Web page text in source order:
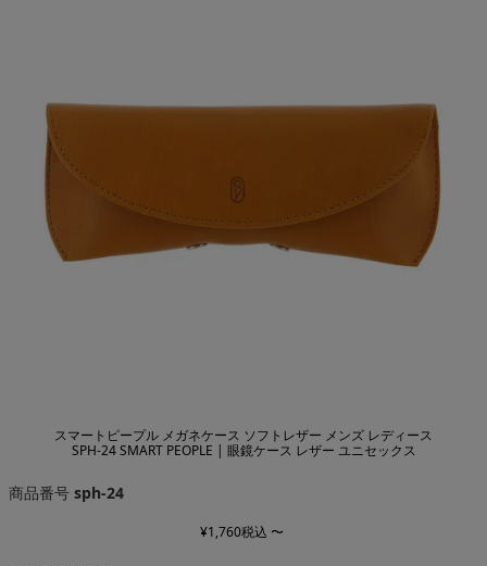
スマートピープル メガネケース ソフトレザー メンズ レディース
SPH-24 SMART PEOPLE | 眼鏡ケース レザー ユニセックス
商品番号 sph-24
¥1,760税込 〜